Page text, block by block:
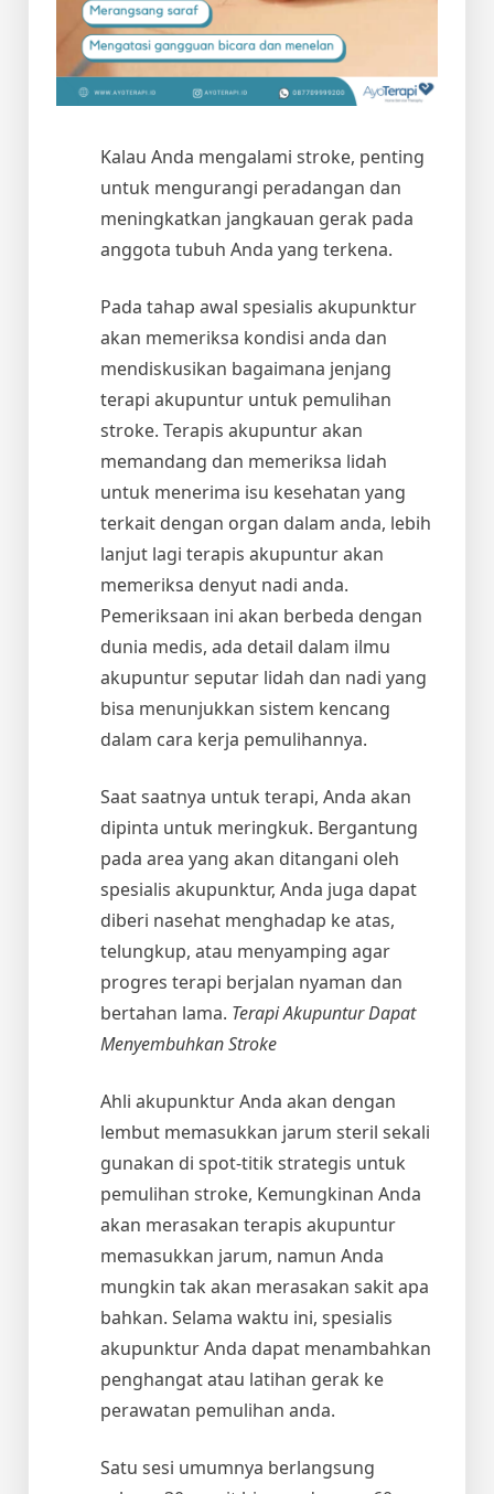
Kalau Anda mengalami stroke, penting
untuk mengurangi peradangan dan
meningkatkan jangkauan gerak pada
anggota tubuh Anda yang terkena.
Pada tahap awal spesialis akupunktur
akan memeriksa kondisi anda dan
mendiskusikan bagaimana jenjang
terapi akupuntur untuk pemulihan
stroke. Terapis akupuntur akan
memandang dan memeriksa lidah
untuk menerima isu kesehatan yang
terkait dengan organ dalam anda, lebih
lanjut lagi terapis akupuntur akan
memeriksa denyut nadi anda.
Pemeriksaan ini akan berbeda dengan
dunia medis, ada detail dalam ilmu
akupuntur seputar lidah dan nadi yang
bisa menunjukkan sistem kencang
dalam cara kerja pemulihannya.
Saat saatnya untuk terapi, Anda akan
dipinta untuk meringkuk. Bergantung
pada area yang akan ditangani oleh
spesialis akupunktur, Anda juga dapat
diberi nasehat menghadap ke atas,
telungkup, atau menyamping agar
progres terapi berjalan nyaman dan
bertahan lama. Terapi Akupuntur Dapat
Menyembuhkan Stroke
Ahli akupunktur Anda akan dengan
lembut memasukkan jarum steril sekali
gunakan di spot-titik strategis untuk
pemulihan stroke, Kemungkinan Anda
akan merasakan terapis akupuntur
memasukkan jarum, namun Anda
mungkin tak akan merasakan sakit apa
bahkan. Selama waktu ini, spesialis
akupunktur Anda dapat menambahkan
penghangat atau latihan gerak ke
perawatan pemulihan anda.
Satu sesi umumnya berlangsung